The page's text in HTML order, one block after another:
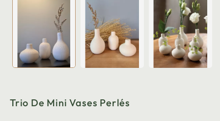
Trio De Mini Vases Perlés